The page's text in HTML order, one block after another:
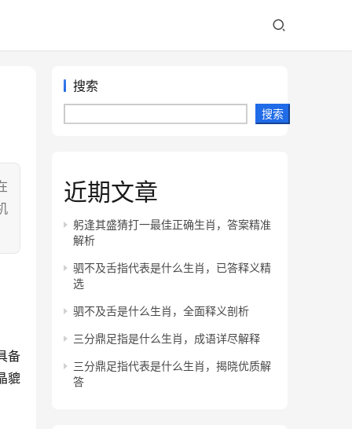
备
貔
搜索
搜索
近期文章
躬逢其盛猜打一最佳正确生肖，答案精准
解析
驷不及舌指代表是什么生肖，已答释义精
选
驷不及舌是什么生肖，全面释义剖析
三分鼎足指是什么生肖，成语详尽解释
三分鼎足指代表是什么生肖，揭晓优质解
答